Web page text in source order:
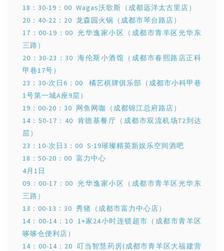
18：30-19：00 Wagas沃歌斯（成都远洋太古里店）
20：40-22：20 龙森园火锅（成都市琴台路店）
17：00-19：00 光华逸家小区（成都市青羊区光华东
三路）
20：30-23：30 海伦斯小酒馆（成都市春熙路店正科
甲巷17号）
23：30-次日6：00 橘艺棋牌俱乐部（成都市小科甲巷
1号第一城A座9层）
19：00-20：30 网鱼网咖（成都锦江总府路店）
14：50-17：40 肯德基餐厅（成都市双流机场T2到达
层）
23：10-次日3：00 S·19璀璨精英新娱乐空间酒吧
18：50-20：00 富力中心
4月1日
09：00-17：00 光华逸家小区（成都市青羊区光华东
三路）
13：00-13：30 秀猪（成都市富力中心店）
14：00-14：10 1+家24小时连锁超市（成都市青羊区
哆哆仓便利店）
14：00-14：20 叮当智慧药房(成都市青羊区大福建营